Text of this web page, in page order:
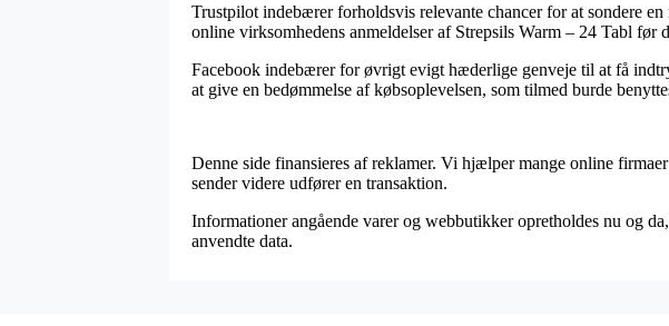
Trustpilot indebærer forholdsvis relevante chancer for at sondere
online virksomhedens anmeldelser af Strepsils Warm – 24 Tabl før
Facebook indebærer for øvrigt evigt hæderlige genveje til at få
at give en bedømmelse af købsoplevelsen, som tilmed burde
Denne side finansieres af reklamer. Vi hjælper mange online
sender videre udfører en transaktion.
Informationer angående varer og webbutikker opretholdes nu og
anvendte data.